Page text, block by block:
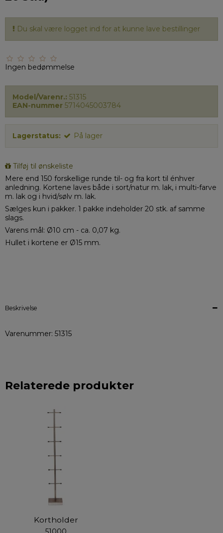
Du skal være logget ind for at kunne lave bestillinger
Ingen bedømmelse
Model/Varenr.: 51315
EAN-nummer 5714045003784
Lagerstatus: På lager
Tilføj til ønskeliste
Mere end 150 forskellige runde til- og fra kort til énhver
anledning. Kortene laves både i sort/natur m. lak, i multi-farve
m. lak og i hvid/sølv m. lak.
Sælges kun i pakker. 1 pakke indeholder 20 stk. af samme
slags.
Varens mål: Ø10 cm - ca. 0,07 kg.
Hullet i kortene er Ø15 mm.
Beskrivelse
Varenummer: 51315
Relaterede produkter
Kortholder